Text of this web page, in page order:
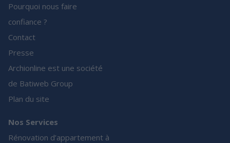
Pourquoi nous faire
confiance ?
Contact
Presse
Archionline est une société
de Batiweb Group
Plan du site
Nos Services
Rénovation d’appartement à